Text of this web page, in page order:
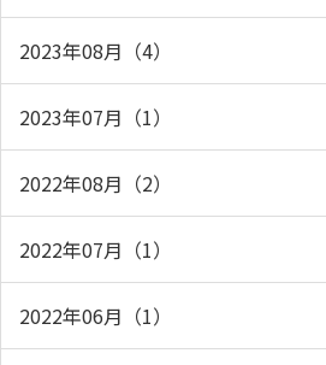
2023年08月（4）
2023年07月（1）
2022年08月（2）
2022年07月（1）
2022年06月（1）